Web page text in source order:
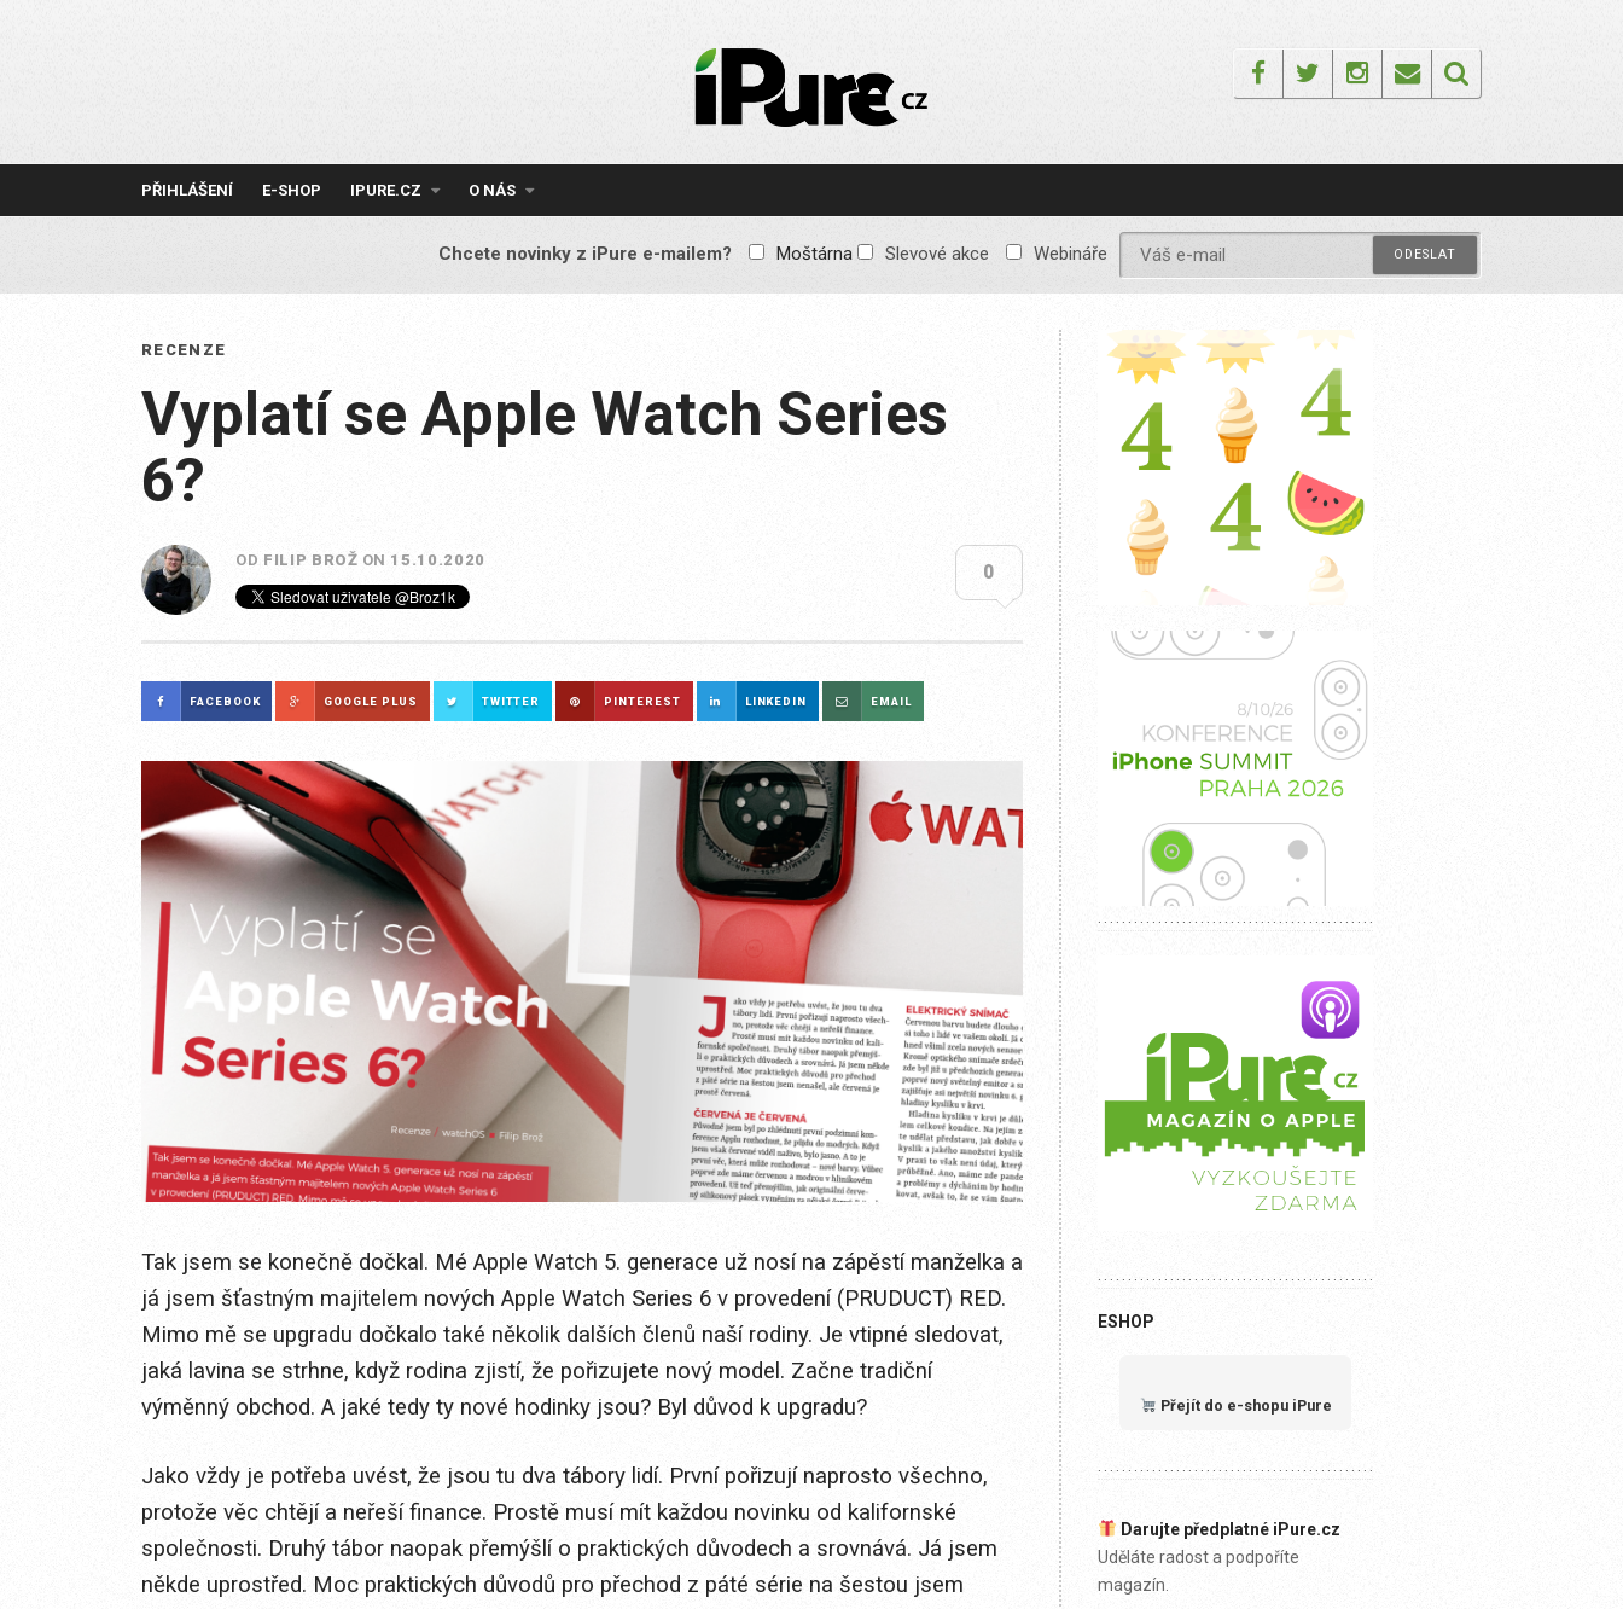
IPURE.CZ
Prémiový Apple e-
reklamy, žádné
obsah pro všechny
FacebookTwitterInstagram
Email
PŘIHLÁŠENÍ E-SHOP IPURE.CZ O NÁS
Chcete novinky z iPure e-mailem? Moštárna Slevové akce Webináře
RECENZE
Vyplatí se Apple Watch Series
6?
OD FILIP BROŽ ON 15.10.2020
0
FACEBOOK GOOGLE PLUS TWITTER PINTEREST LINKEDIN EMAIL
Tak jsem se konečně dočkal. Mé Apple Watch 5. generace už nosí na zápěstí manželka a
já jsem šťastným majitelem nových Apple Watch Series 6 v provedení (PRUDUCT) RED.
Mimo mě se upgradu dočkalo také několik dalších členů naší rodiny. Je vtipné sledovat,
jaká lavina se strhne, když rodina zjistí, že pořizujete nový model. Začne tradiční
výměnný obchod. A jaké tedy ty nové hodinky jsou? Byl důvod k upgradu?
Jako vždy je potřeba uvést, že jsou tu dva tábory lidí. První pořizují naprosto všechno,
protože věc chtějí a neřeší finance. Prostě musí mít každou novinku od kalifornské
společnosti. Druhý tábor naopak přemýšlí o praktických důvodech a srovnává. Já jsem
někde uprostřed. Moc praktických důvodů pro přechod z páté série na šestou jsem
ESHOP
Přejít do e-shopu iPure
Darujte předplatné iPure.cz
Uděláte radost a podpoříte
magazín.